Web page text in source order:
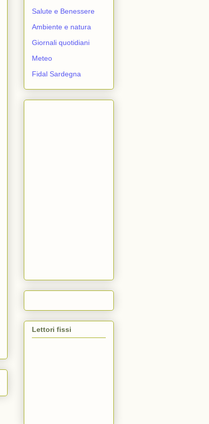
Salute e Benessere
Ambiente e natura
Giornali quotidiani
Meteo
Fidal Sardegna
Lettori fissi